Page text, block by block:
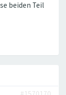
beiden Teil